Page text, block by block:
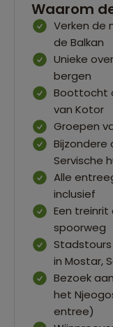
Waarom
Verken de
de Balkan
Unieke
bergen
Boottocht
van Kotor
Groepen
Bijzondere
Servische
Alle
inclusief
Een treinrit
spoorweg
in Mostar,
Bezoek
het
entree)